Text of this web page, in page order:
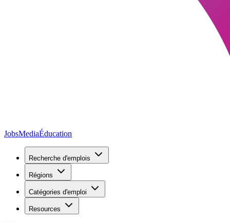
JobsMediaÉducation
Recherche d'emplois
Régions
Catégories d'emploi
Resources